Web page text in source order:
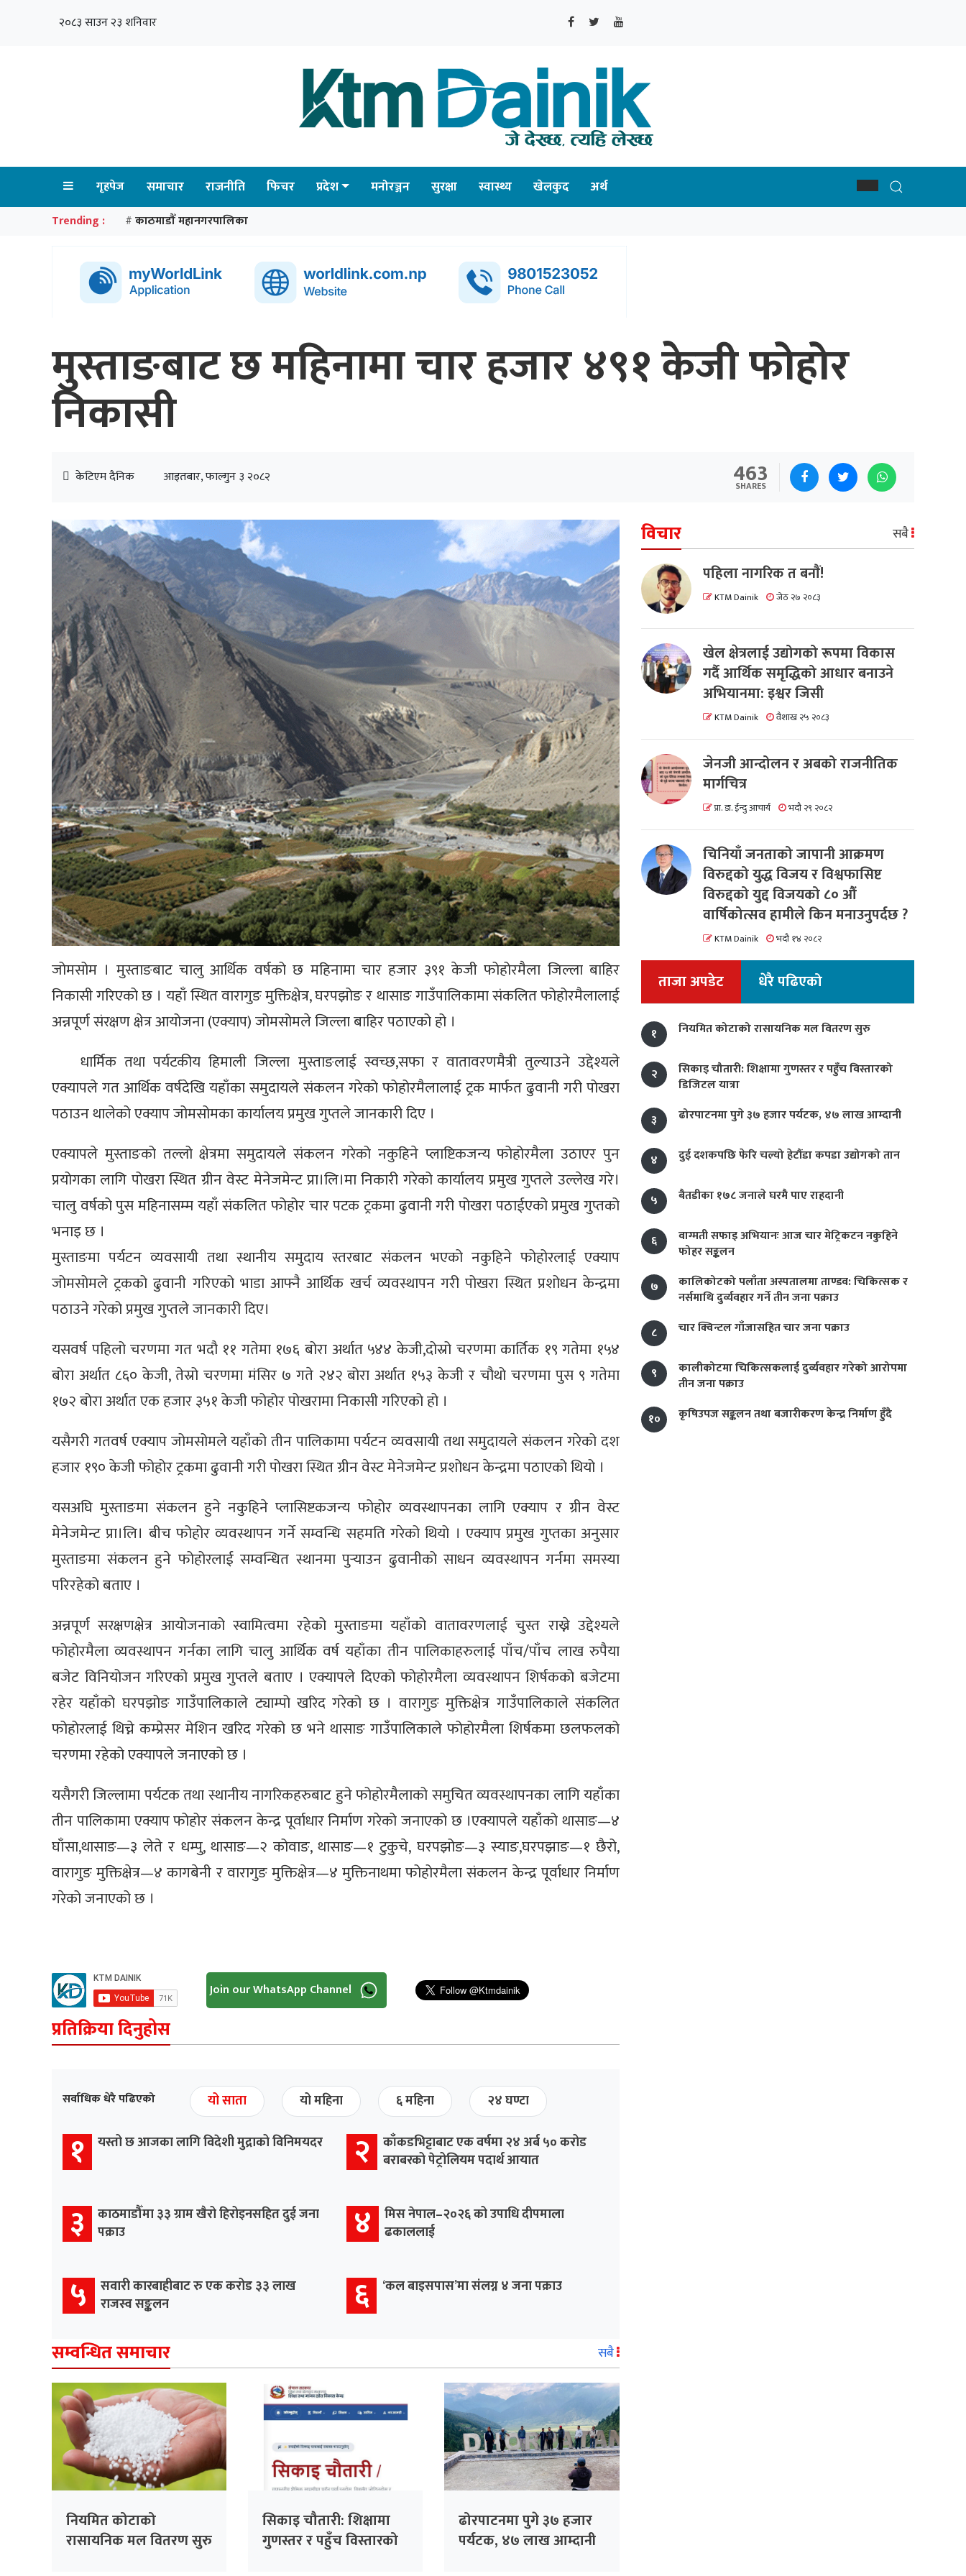
२०८३ साउन २३ शनिवार
गृहपेज समाचार राजनीति फिचर प्रदेश मनोरञ्जन सुरक्षा स्वास्थ्य खेलकुद अर्थ
Trending : # काठमाडौँ महानगरपालिका
मुस्ताङबाट छ महिनामा चार हजार ४९१ केजी फोहोर
निकासी
केटिएम दैनिक आइतबार, फाल्गुन ३ २०८२ 463
SHARES
जोमसोम । मुस्ताङबाट चालु आर्थिक वर्षको छ महिनामा चार हजार ३९१ केजी फोहोरमैला जिल्ला बाहिर
निकासी गरिएको छ । यहाँ स्थित वारागुङ मुक्तिक्षेत्र, घरपझोङ र थासाङ गाउँपालिकामा संकलित फोहोरमैलालाई
अन्नपूर्ण संरक्षण क्षेत्र आयोजना (एक्याप) जोमसोमले जिल्ला बाहिर पठाएको हो ।
धार्मिक तथा पर्यटकीय हिमाली जिल्ला मुस्ताङलाई स्वच्छ,सफा र वातावरणमैत्री तुल्याउने उद्देश्यले
एक्यापले गत आर्थिक वर्षदेखि यहाँका समुदायले संकलन गरेको फोहोरमैलालाई ट्रक मार्फत ढुवानी गरी पोखरा
पठाउन थालेको एक्याप जोमसोमका कार्यालय प्रमुख गुप्तले जानकारी दिए ।
एक्यापले मुस्ताङको तल्लो क्षेत्रमा समुदायले संकलन गरेको नकुहिने प्लाष्टिकजन्य फोहोरमैला उठाएर पुन
प्रयोगका लागि पोखरा स्थित ग्रीन वेस्ट मेनेजमेन्ट प्रा।लि।मा निकारी गरेको कार्यालय प्रमुख गुप्तले उल्लेख गरे।
चालु वर्षको पुस महिनासम्म यहाँ संकलित फोहोर चार पटक ट्रकमा ढुवानी गरी पोखरा पठाईएको प्रमुख गुप्तको
भनाइ छ ।
मुस्ताङमा पर्यटन व्यवसायी तथा स्थानीय समुदाय स्तरबाट संकलन भएको नकुहिने फोहोरलाई एक्याप
जोमसोमले ट्रकको ढुवानी गरिएको भाडा आफ्नै आर्थिक खर्च व्यवस्थापन गरी पोखरा स्थित प्रशोधन केन्द्रमा
पठाउने गरेको प्रमुख गुप्तले जानकारी दिए।
यसवर्ष पहिलो चरणमा गत भदौ ११ गतेमा १७६ बोरा अर्थात ५४४ केजी,दोस्रो चरणमा कार्तिक १९ गतेमा १५४
बोरा अर्थात ८६० केजी, तेस्रो चरणमा मंसिर ७ गते २४२ बोरा अर्थात १५३ केजी र चौथो चरणमा पुस ९ गतेमा
१७२ बोरा अर्थात एक हजार ३५१ केजी फोहोर पोखरामा निकासी गरिएको हो ।
यसैगरी गतवर्ष एक्याप जोमसोमले यहाँको तीन पालिकामा पर्यटन व्यवसायी तथा समुदायले संकलन गरेको दश
हजार १९० केजी फोहोर ट्रकमा ढुवानी गरी पोखरा स्थित ग्रीन वेस्ट मेनेजमेन्ट प्रशोधन केन्द्रमा पठाएको थियो ।
यसअघि मुस्ताङमा संकलन हुने नकुहिने प्लासिष्टकजन्य फोहोर व्यवस्थापनका लागि एक्याप र ग्रीन वेस्ट
मेनेजमेन्ट प्रा।लि। बीच फोहोर व्यवस्थापन गर्ने सम्वन्धि सहमति गरेको थियो । एक्याप प्रमुख गुप्तका अनुसार
मुस्ताङमा संकलन हुने फोहोरलाई सम्वन्धित स्थानमा पुर्‍याउन ढुवानीको साधन व्यवस्थापन गर्नमा समस्या
परिरहेको बताए ।
अन्नपूर्ण सरक्षणक्षेत्र आयोजनाको स्वामित्वमा रहेको मुस्ताङमा यहाँको वातावरणलाई चुस्त राख्ने उद्देश्यले
फोहोरमैला व्यवस्थापन गर्नका लागि चालु आर्थिक वर्ष यहाँका तीन पालिकाहरुलाई पाँच/पाँच लाख रुपैया
बजेट विनियोजन गरिएको प्रमुख गुप्तले बताए । एक्यापले दिएको फोहोरमैला व्यवस्थापन शिर्षकको बजेटमा
रहेर यहाँको घरपझोङ गाउँपालिकाले ट्याम्पो खरिद गरेको छ । वारागुङ मुक्तिक्षेत्र गाउँपालिकाले संकलित
फोहोरलाई थिच्ने कम्प्रेसर मेशिन खरिद गरेको छ भने थासाङ गाउँपालिकाले फोहोरमैला शिर्षकमा छलफलको
चरणमा रहेको एक्यापले जनाएको छ ।
यसैगरी जिल्लामा पर्यटक तथा स्थानीय नागरिकहरुबाट हुने फोहोरमैलाको समुचित व्यवस्थापनका लागि यहाँका
तीन पालिकामा एक्याप फोहोर संकलन केन्द्र पूर्वाधार निर्माण गरेको जनाएको छ ।एक्यापले यहाँको थासाङ—४
घाँसा,थासाङ—३ लेते र धम्पु, थासाङ—२ कोवाङ, थासाङ—१ टुकुचे, घरपझोङ—३ स्याङ,घरपझाङ—१ छैरो,
वारागुङ मुक्तिक्षेत्र—४ कागबेनी र वारागुङ मुक्तिक्षेत्र—४ मुक्तिनाथमा फोहोरमैला संकलन केन्द्र पूर्वाधार निर्माण
गरेको जनाएको छ ।
Join our WhatsApp Channel
प्रतिक्रिया दिनुहोस
सर्वाधिक धेरै पढिएको यो साता यो महिना ६ महिना २४ घण्टा
१ यस्तो छ आजका लागि विदेशी मुद्राको विनिमयदर २ काँकडभिट्टाबाट एक वर्षमा २४ अर्ब ५० करोड
बराबरको पेट्रोलियम पदार्थ आयात
३ काठमाडौँमा ३३ ग्राम खैरो हिरोइनसहित दुई जना
पक्राउ
४ मिस नेपाल–२०२६ को उपाधि दीपमाला
ढकाललाई
५ सवारी कारबाहीबाट रु एक करोड ३३ लाख
राजस्व सङ्कलन
६ ‘कल बाइसपास’मा संलग्न ४ जना पक्राउ
सम्वन्धित समाचार सबै
नियमित कोटाको
रासायनिक मल वितरण सुरु
सिकाइ चौतारी: शिक्षामा
गुणस्तर र पहुँच विस्तारको
ढोरपाटनमा पुगे ३७ हजार
पर्यटक, ४७ लाख आम्दानी
विचार सबै
पहिला नागरिक त बनाैं!
KTM Dainik जेठ २७ २०८३
खेल क्षेत्रलाई उद्योगको रूपमा विकास
गर्दै आर्थिक समृद्धिको आधार बनाउने
अभियानमा: इश्वर जिसी
KTM Dainik वैशाख २५ २०८३
जेनजी आन्दोलन र अबको राजनीतिक
मार्गचित्र
प्रा. डा. ईन्दु आचार्य भदौ २९ २०८२
चिनियाँ जनताको जापानी आक्रमण
विरुद्दको युद्ध विजय र विश्वफासिष्ट
विरुद्दको युद्द विजयको ८० औं
वार्षिकोत्सव हामीले किन मनाउनुपर्दछ ?
KTM Dainik भदौ १४ २०८२
ताजा अपडेट धेरै पढिएको
१ नियमित कोटाको रासायनिक मल वितरण सुरु
२
सिकाइ चौतारी: शिक्षामा गुणस्तर र पहुँच विस्तारको
डिजिटल यात्रा
३
ढोरपाटनमा पुगे ३७ हजार पर्यटक, ४७ लाख आम्दानी
४ दुई दशकपछि फेरि चल्यो हेटौंडा कपडा उद्योगको तान
५ बैतडीका १७८ जनाले घरमै पाए राहदानी
६
वाग्मती सफाइ अभियानः आज चार मेट्रिकटन नकुहिने
फोहर सङ्कलन
७
कालिकोटको पलाँता अस्पतालमा ताण्डव: चिकित्सक र
नर्समाथि दुर्व्यवहार गर्ने तीन जना पक्राउ
८
चार क्विन्टल गाँजासहित चार जना पक्राउ
९
कालीकोटमा चिकित्सकलाई दुर्व्यवहार गरेको आरोपमा
तीन जना पक्राउ
१०
कृषिउपज सङ्कलन तथा बजारीकरण केन्द्र निर्माण हुँदै